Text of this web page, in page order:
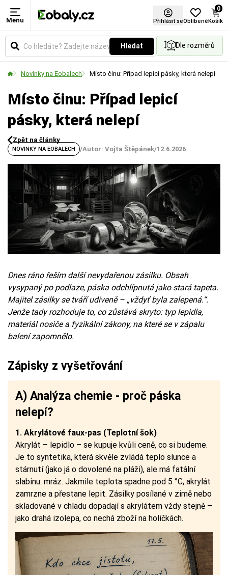
Menu Přihlásit seOblíbené
0
Košík
Hledat Dle rozměrů
Novinky na Eobalech Místo činu: Případ lepicí pásky, která nelepí
Místo činu: Případ lepicí
pásky, která nelepí
Zpět na články
NOVINKY NA EOBALECH /Autor: Vojta Štěpánek/12.6.2026
Dnes ráno řeším další nevydařenou zásilku. Obsah
vysypaný po podlaze, páska odchlípnutá jako stará tapeta.
Majitel zásilky se tváří udiveně – „vždyť byla zalepená.“.
Jenže tady rozhoduje to, co zůstává skryto: typ lepidla,
materiál nosiče a fyzikální zákony, na které se v zápalu
balení zapomnělo.
Zápisky z vyšetřování
A) Analýza chemie - proč páska
nelepí?
1. Akrylátové faux-pas (Teplotní šok)
Akrylát – lepidlo – se kupuje kvůli ceně, co si budeme.
Je to syntetika, která skvěle zvládá teplo slunce a
stárnutí (jako já o dovolené na pláži), ale má fatální
slabinu: mráz. Jakmile teplota spadne pod 5 °C, akrylát
zamrzne a přestane lepit. Zásilky posílané v zimě nebo
skladované v chladu dopadají s akrylátem vždy stejně –
jako drahá izolepa, co nechá zboží na holičkách.